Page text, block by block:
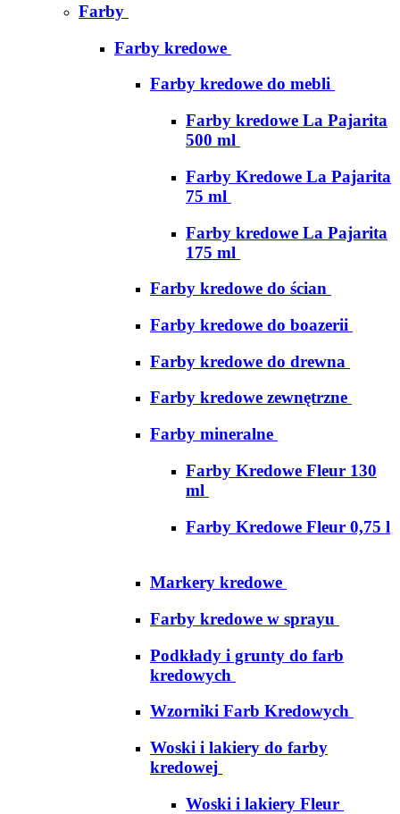
Farby
Farby kredowe
Farby kredowe do mebli
Farby kredowe La Pajarita
500 ml
Farby Kredowe La Pajarita
75 ml
Farby kredowe La Pajarita
175 ml
Farby kredowe do ścian
Farby kredowe do boazerii
Farby kredowe do drewna
Farby kredowe zewnętrzne
Farby mineralne
Farby Kredowe Fleur 130
ml
Farby Kredowe Fleur 0,75 l
Markery kredowe
Farby kredowe w sprayu
Podkłady i grunty do farb
kredowych
Wzorniki Farb Kredowych
Woski i lakiery do farby
kredowej
Woski i lakiery Fleur